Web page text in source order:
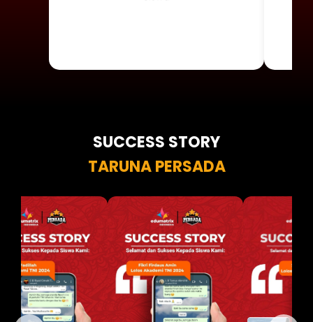
SUCCESS STORY
TARUNA PERSADA